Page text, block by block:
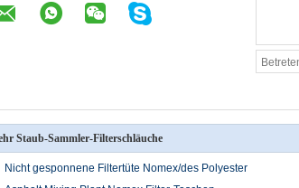
Staub-Sammler-Filterschläuche
Nicht gesponnene Filtertüte Nomex/des Polyester